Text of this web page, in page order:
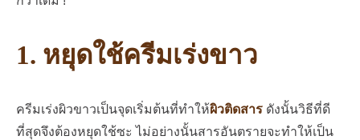
1. หยุดใช้ครีมเร่งขาว
ครีมเร่งผิวขาวเป็นจุดเริ่มต้นที่ทำให้ผิวติดสาร ดังนั้นวิธีที่ดี
ที่สุดจึงต้องหยุดใช้ซะ ไม่อย่างนั้นสารอันตรายจะทำให้เป็น